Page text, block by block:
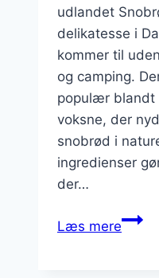
udlandet
delikatesse i
kommer til
og camping.
populær blandt
voksne, der
snobrød i
ingredienser
der…
Læs mere